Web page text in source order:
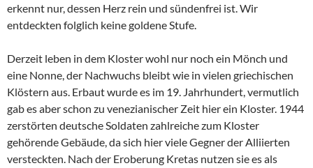
erkennt nur, dessen Herz rein und sündenfrei ist. Wir
entdeckten folglich keine goldene Stufe.
Derzeit leben in dem Kloster wohl nur noch ein Mönch und
eine Nonne, der Nachwuchs bleibt wie in vielen griechischen
Klöstern aus. Erbaut wurde es im 19. Jahrhundert, vermutlich
gab es aber schon zu venezianischer Zeit hier ein Kloster. 1944
zerstörten deutsche Soldaten zahlreiche zum Kloster
gehörende Gebäude, da sich hier viele Gegner der Alliierten
versteckten. Nach der Eroberung Kretas nutzen sie es als